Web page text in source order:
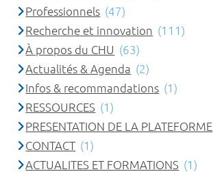
Professionnels (47)
Recherche et innovation (111)
À propos du CHU (63)
Actualités & Agenda (2)
Infos & recommandations (1)
RESSOURCES (1)
PRESENTATION DE LA PLATEFORME
CONTACT (1)
ACTUALITES ET FORMATIONS (1)